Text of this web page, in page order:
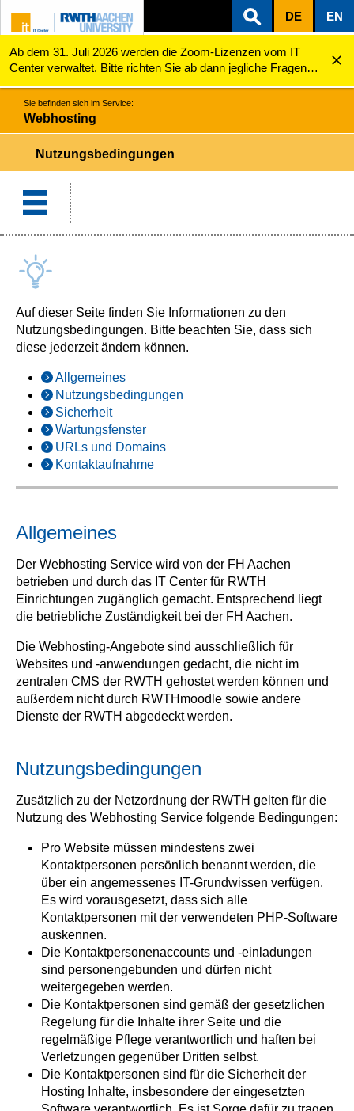
ZUM INHALTSBEREICH
ZUR HAUPTNAVIGATION
ZUR SUCHE
DE EN
Ab dem 31. Juli 2026 werden die Zoom-Lizenzen vom IT
Center verwaltet. Bitte richten Sie ab dann jegliche Fragen
zu den Zoom-Lizenzen (z.B. Probleme mit dem Login) an
servicedesk@itc.rwth-aachen.de.
Webhosting Nutzungsbedingungen
Sie befinden sich im Service:
Webhosting
Nutzungsbedingungen
Auf dieser Seite finden Sie Informationen zu den
Nutzungsbedingungen. Bitte beachten Sie, dass sich
diese jederzeit ändern können.
Allgemeines
Nutzungsbedingungen
Sicherheit
Wartungsfenster
URLs und Domains
Kontaktaufnahme
Allgemeines
Der Webhosting Service wird von der FH Aachen
betrieben und durch das IT Center für RWTH
Einrichtungen zugänglich gemacht. Entsprechend liegt
die betriebliche Zuständigkeit bei der FH Aachen.
Die Webhosting-Angebote sind ausschließlich für
Websites und -anwendungen gedacht, die nicht im
zentralen CMS der RWTH gehostet werden können und
außerdem nicht durch RWTHmoodle sowie andere
Dienste der RWTH abgedeckt werden.
Nutzungsbedingungen
Zusätzlich zu der Netzordnung der RWTH gelten für die
Nutzung des Webhosting Service folgende Bedingungen:
Pro Website müssen mindestens zwei
Kontaktpersonen persönlich benannt werden, die
über ein angemessenes IT-Grundwissen verfügen.
Es wird vorausgesetzt, dass sich alle
Kontaktpersonen mit der verwendeten PHP-Software
auskennen.
Die Kontaktpersonenaccounts und -einladungen
sind personengebunden und dürfen nicht
weitergegeben werden.
Die Kontaktpersonen sind gemäß der gesetzlichen
Regelung für die Inhalte ihrer Seite und die
regelmäßige Pflege verantwortlich und haften bei
Verletzungen gegenüber Dritten selbst.
Die Kontaktpersonen sind für die Sicherheit der
Hosting Inhalte, insbesondere der eingesetzten